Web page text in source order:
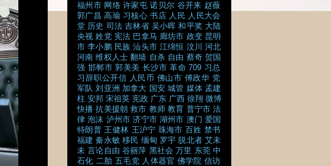
福州市 网络 许家屯 诺贝尔 谷开来 赵薇
郭广昌 高瑜 习核心 书店 人民 人民大会
堂 历史 司法 吉林省 吴小晖 和平奖 大陆
央视 姓党 宪法 巴拿马 廊坊市 政变 昆明
市 李小鹏 民族 汕头市 江绵恒 汶川
河北
河南 维权人士 翻墙 自杀 自由 蔡奇 贺国
强 邯郸市 郭美美 长沙市 革命 709 习总
习辞职公开信 人民币 佛山市 傅政华 党
军队 刘亚洲 加拿大 国安 城管 媒体 孟建
柱 安邦 宋祖英 宪政 广东 广西 徐翔 微博
快播 抗美援朝 救市 教师 教育 普宁市 法
律 泡沫 泸州市 济宁市 湖州市 澳门 爱国
特朗普 王健林 王沪宁 珠海市 百姓 禁书
福建 秦永敏 移民 缅甸 罗宇 脱北者 艾未
未 言论自由 谷丽萍 黑社会 万里 东莞 中
石化 二胎 五毛党 人体器官 佛学院 信访